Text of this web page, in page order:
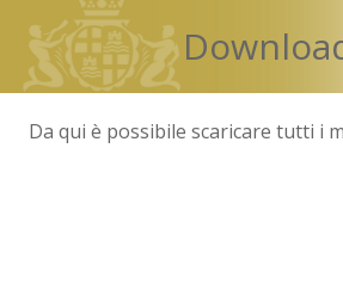
Da qui è possibile scaricare tutti i